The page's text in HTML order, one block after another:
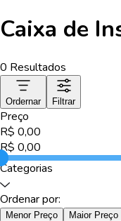
Caixa de
0 Resultados
Ordernar Filtrar
Preço
R$ 0,00
R$ 0,00
Categorias
Ordenar por:
Menor Preço Maior Preço